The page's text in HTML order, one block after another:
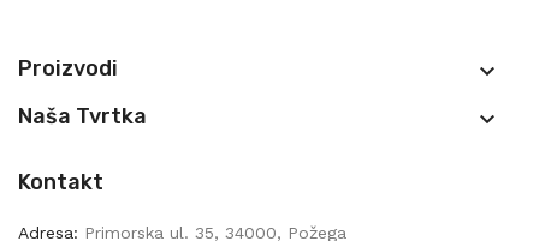
Proizvodi 
Naša Tvrtka 
Kontakt
Adresa: Primorska ul. 35, 34000, Požega